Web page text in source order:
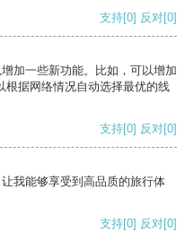
支持[0] 反对[0]
加一些新功能。比如，可以增加
根据网络情况自动选择最优的线
支持[0] 反对[0]
我能够享受到高品质的旅行体
支持[0] 反对[0]